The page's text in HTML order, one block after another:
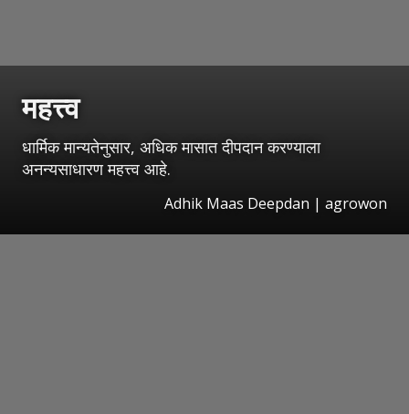
महत्त्व
धार्मिक मान्यतेनुसार, अधिक मासात दीपदान करण्याला
अनन्यसाधारण महत्त्व आहे.
Adhik Maas Deepdan | agrowon